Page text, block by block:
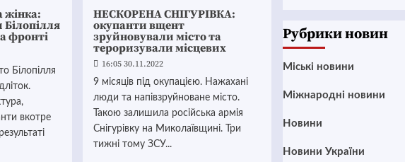
жінка:
Білопілля
фронті
Білопілля
вкотре
НЕСКОРЕНА СНІГУРІВКА:
окупанти вщент
зруйновували місто та
тероризували місцевих
16:05 30.11.2022
9 місяців під окупацією. Нажахані
люди та напівзруйноване місто.
Такою залишила російська армія
Снігурівку на Миколаївщині. Три
тижні тому ЗСУ...
Рубрики новин
Mіські новини
Міжнародні новини
Новини
Новини України